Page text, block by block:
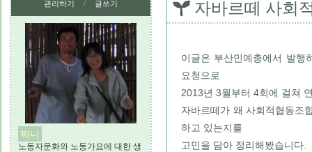
관리하기 / 글쓰기
찌니
노동자문화와 노동가요에 대한 생
자바르떼 사회
이글은 부산민예총에서 발행
요청으로
2013년 3월부터 4회에 걸쳐
자바르떼가 왜 사회적협동조
하고 있는지를
고민을 담아 정리해봤습니다.